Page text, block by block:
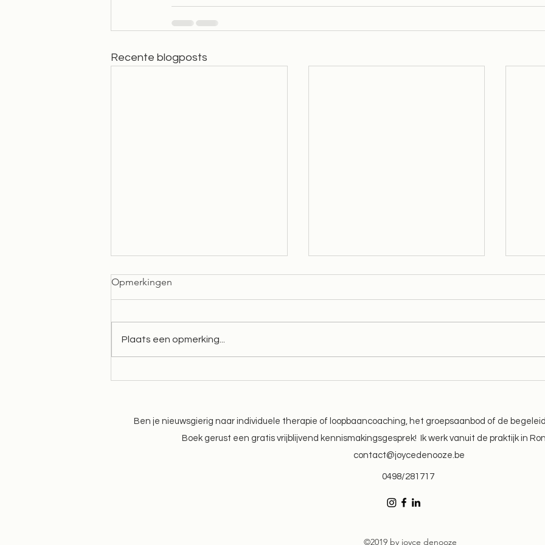
Recente blogposts
Opmerkingen
Plaats een opmerking...
Ben je nieuwsgierig naar individuele therapie of loopbaancoaching, het groepsaanbod of de
Boek gerust een gratis vrijblijvend kennismakingsgesprek! Ik werk vanuit de praktijk in
contact@joycedenooze.be
0498/281717
©2019 by joyce denooze